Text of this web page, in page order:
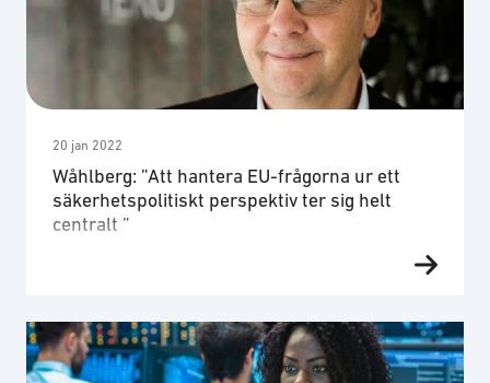
synliggöra nyanländas färdigheter inom
cybersäkerhet samt mjuka och hårda färdigheter
som är viktiga i branschen. Sedan, …
20 jan 2022
Wåhlberg: ”Att hantera EU-frågorna ur ett
säkerhetspolitiskt perspektiv ter sig helt
centralt ”
– Totalförsvarsfrågorna är på väg att få en mycket
är intresserade, utan av skäl som omvärlden gör
det tydligt för oss, säger Klas Wåhlberg, ny
styrelseledamot i SOFF. Klart är att Wåhlberg går in